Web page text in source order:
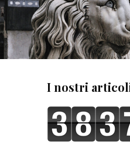
I nostri